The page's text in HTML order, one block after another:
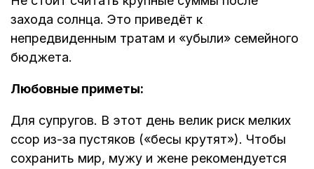
захода солнца. Это приведёт к
непредвиденным тратам и «убыли» семейного
бюджета.
Любовные приметы:
Для супругов. В этот день велик риск мелких
ссор из-за пустяков («бесы крутят»). Чтобы
сохранить мир, мужу и жене рекомендуется